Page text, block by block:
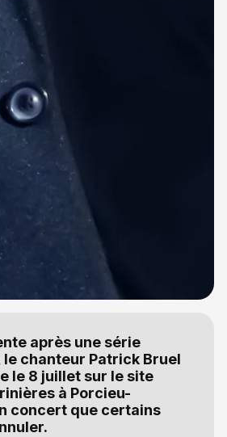
après une série
le chanteur Patrick Bruel
le 8 juillet sur le site
à Porcieu-
concert que certains